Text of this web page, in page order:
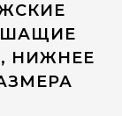
НИЖНЕЕ